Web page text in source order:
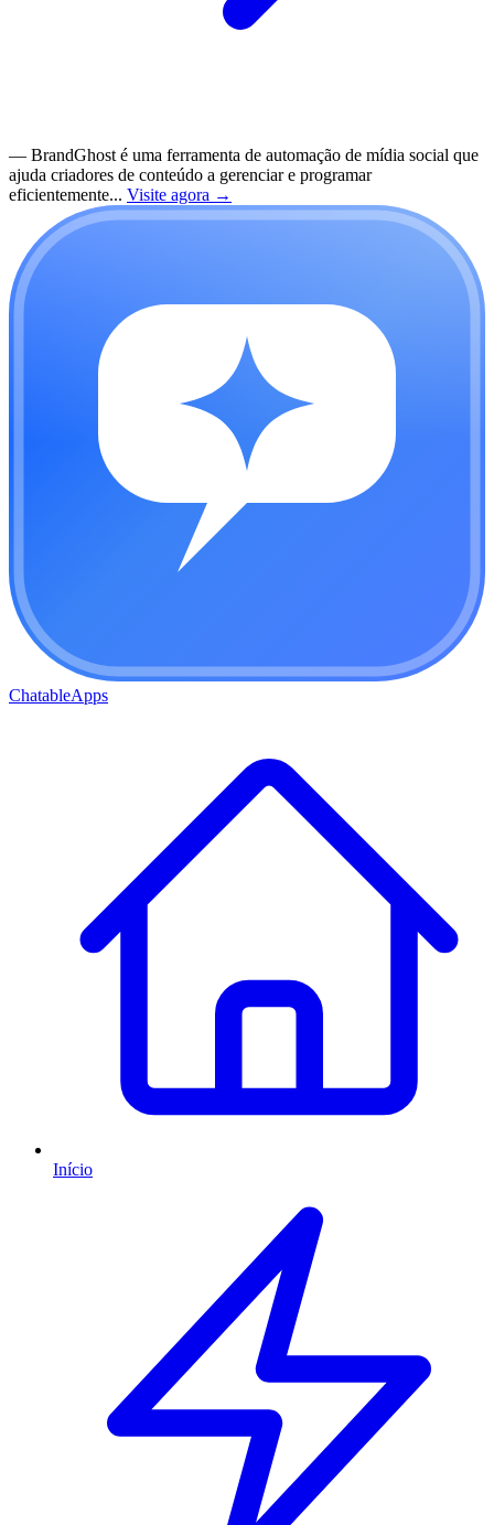
— BrandGhost é uma ferramenta de automação de mídia social que
ajuda criadores de conteúdo a gerenciar e programar
eficientemente... Visite agora →
ChatableApps
Início